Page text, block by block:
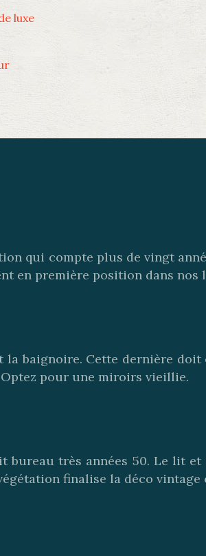
luxe
qui compte plus de vingt
en première position dans nos
baignoire. Cette dernière
pour une miroirs vieillie.
très années 50. Le lit
finalise la déco vintage